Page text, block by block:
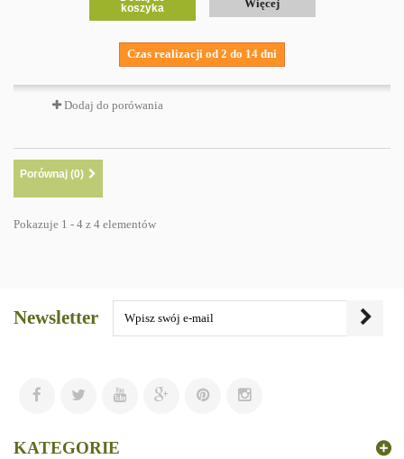
koszyka
Więcej
Czas realizacji od 2 do 14 dni
Dodaj do porówania
Porównaj (0)
Pokazuje 1 - 4 z 4 elementów
Newsletter
KATEGORIE